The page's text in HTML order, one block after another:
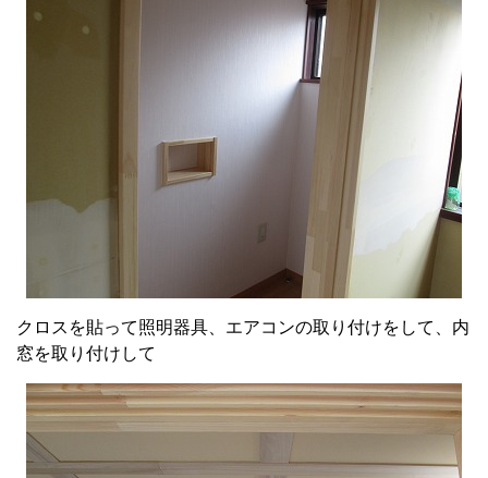
クロスを貼って照明器具、エアコンの取り付けをして、内
窓を取り付けして